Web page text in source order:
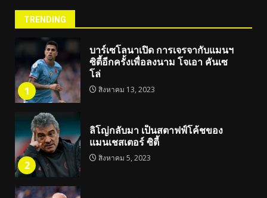
TRENDING
1
บาร์เซโลนาเปิด การเจรจากับแมนฯ
ซิตี้อีกครั้งเพื่อลงนาม โจเอา คันเซ
โล่
สิงหาคม 13, 2023
2
ลิโญ่กลับมา เป็นสตาฟฟ์โค้ชของ
แมนเชสเตอร์ ซิตี้
สิงหาคม 5, 2023